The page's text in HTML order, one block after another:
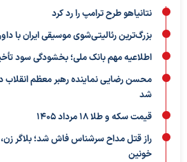
نتانیاهو طرح ترامپ را رد کرد
بزرگ‌ترین رئالیتی‌شوی موسیقی ایران با داوری ۱۸ چهره‌ی
اطلاعیه مهم بانک ملی؛ بخشودگی سود
محسن رضایی نماینده رهبر معظم انقلاب
شد
قیمت سکه و طلا 18 مرداد 1405
راز قتل مداح سرشناس فاش شد؛ بلاگر
خونین